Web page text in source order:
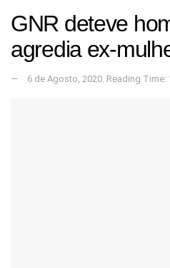
GNR deteve
agredia ex-
6 de Agosto, 2020 Reading Time: